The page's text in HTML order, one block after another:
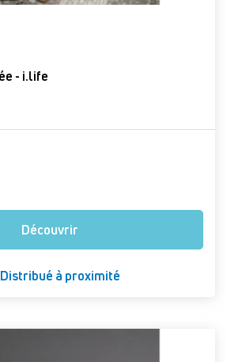
Baignoire encastrée - i.life
Découvrir
Distribué à proximité